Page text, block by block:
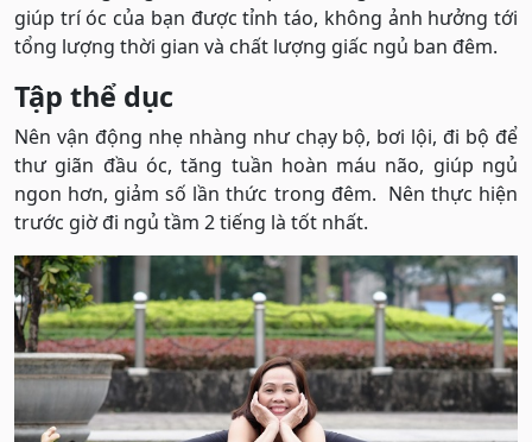
giúp trí óc của bạn được tỉnh táo, không ảnh hưởng tới
tổng lượng thời gian và chất lượng giấc ngủ ban đêm.
Tập thể dục
Nên vận động nhẹ nhàng như chạy bộ, bơi lội, đi bộ để
thư giãn đầu óc, tăng tuần hoàn máu não, giúp ngủ
ngon hơn, giảm số lần thức trong đêm. Nên thực hiện
trước giờ đi ngủ tầm 2 tiếng là tốt nhất.